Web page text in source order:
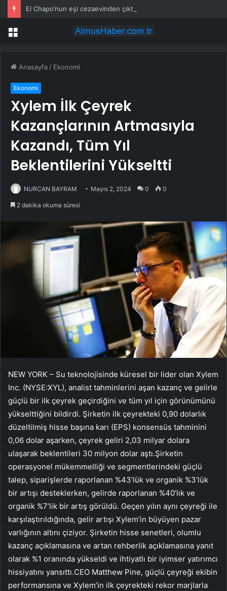
Menü
Anasayfa / Ekonomi
Ekonomi
Xylem İlk Çeyrek
Kazançlarının Artmasıyla
Kazandı, Tüm Yıl
Beklentilerini Yükseltti
NURCAN BAYRAM Mayıs 2, 2024 0 0
2 dakika okuma süresi
NEW YORK – Su teknolojisinde küresel bir lider olan Xylem
Inc. (NYSE:XYL), analist tahminlerini aşan kazanç ve gelirle
güçlü bir ilk çeyrek geçirdiğini ve tüm yıl için görünümünü
yükselttiğini bildirdi. Şirketin ilk çeyrekteki 0,90 dolarlık
düzeltilmiş hisse başına karı (EPS) konsensüs tahminini
0,06 dolar aşarken, çeyrek geliri 2,03 milyar dolara
ulaşarak beklentileri 30 milyon dolar aştı.Şirketin
operasyonel mükemmelliği ve segmentlerindeki güçlü
talep, siparişlerde raporlanan %43’lük ve organik %3’lük
bir artışı desteklerken, gelirde raporlanan %40’lık ve
organik %7’lik bir artış görüldü. Geçen yılın aynı çeyreği ile
karşılaştırıldığında, gelir artışı Xylem’in büyüyen pazar
varlığının altını çiziyor. Şirketin hisse senetleri, olumlu
kazanç açıklamasına ve artan rehberlik açıklamasına yanıt
olarak %1 oranında yükseldi ve ihtiyatlı bir iyimser yatırımcı
hissiyatını yansıttı.CEO Matthew Pine, güçlü çeyreği ekibin
performansına ve Xylem’in ilk çeyrekteki rekor marjlarla